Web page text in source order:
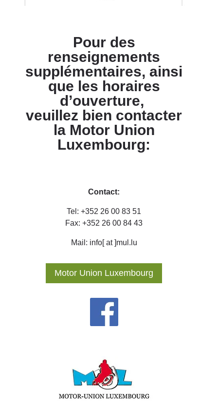
Pour des
renseignements
supplémentaires, ainsi
que les horaires
d’ouverture,
veuillez bien contacter
la Motor Union
Luxembourg:
Contact:
Tel: +352 26 00 83 51
Fax: +352 26 00 84 43
Mail: info[ at ]mul.lu
Motor Union Luxembourg